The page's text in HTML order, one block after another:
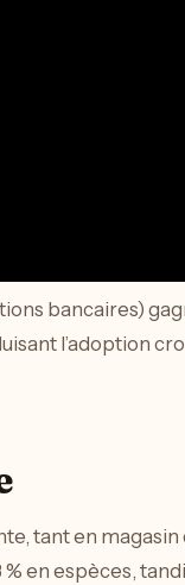
bancaires)
l’adoption
tant en magasin
en espèces,